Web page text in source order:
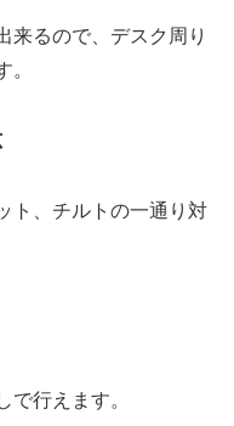
来るので、デスク周り
。
ト、チルトの一通り対
で行えます。